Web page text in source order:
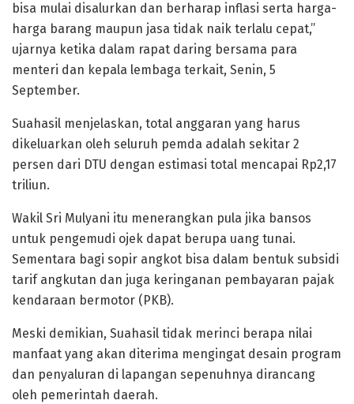
bisa mulai disalurkan dan berharap inflasi serta harga-
harga barang maupun jasa tidak naik terlalu cepat,”
ujarnya ketika dalam rapat daring bersama para
menteri dan kepala lembaga terkait, Senin, 5
September.
Suahasil menjelaskan, total anggaran yang harus
dikeluarkan oleh seluruh pemda adalah sekitar 2
persen dari DTU dengan estimasi total mencapai Rp2,17
triliun.
Wakil Sri Mulyani itu menerangkan pula jika bansos
untuk pengemudi ojek dapat berupa uang tunai.
Sementara bagi sopir angkot bisa dalam bentuk subsidi
tarif angkutan dan juga keringanan pembayaran pajak
kendaraan bermotor (PKB).
Meski demikian, Suahasil tidak merinci berapa nilai
manfaat yang akan diterima mengingat desain program
dan penyaluran di lapangan sepenuhnya dirancang
oleh pemerintah daerah.